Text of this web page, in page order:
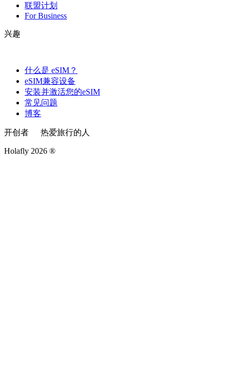
联盟计划
For Business
兴趣
什么是 eSIM？
eSIM兼容设备
安装并激活您的eSIM
常见问题
博客
开创者 热爱旅行的人
Holafly 2026 ®